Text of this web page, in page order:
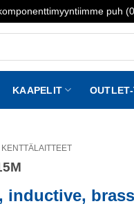
puh
KAAPELIT
KENTTÄLAITTEET
inductive,